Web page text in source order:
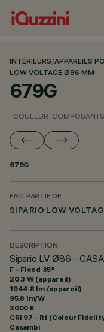
INTÉRIEURS/APPAREILS
LOW VOLTAGE Ø86 MM
679G
COULEUR
679G
FAIT PARTIE DE
SIPARIO LOW
DESCRIPTION
Sipario LV Ø86 -
F - Flood 35°
20.3 W (appareil)
1944.8 lm (appareil)
95.8 lm/W
3000 K
CRI 97 - Rf (Colour
Casambi